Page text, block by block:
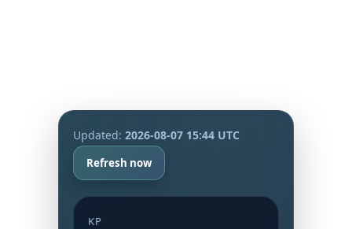
Updated: 2026-08-07 15:44 UTC
Refresh now
KP